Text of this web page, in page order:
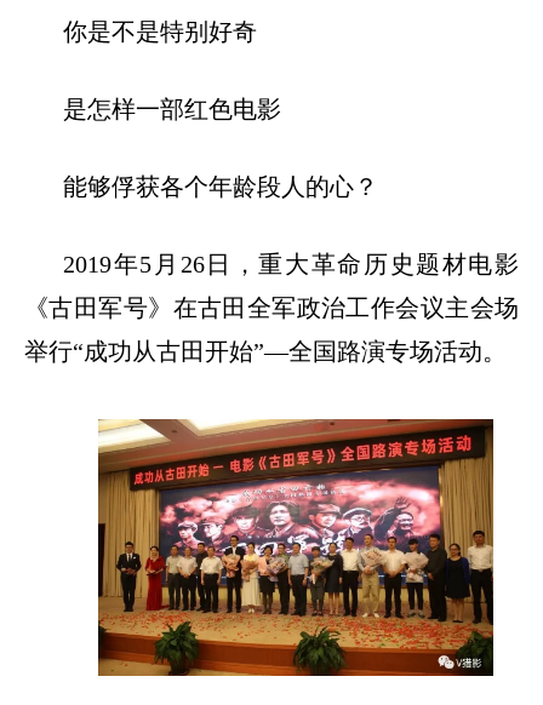
你是不是特别好奇
是怎样一部红色电影
能够俘获各个年龄段人的心？
2019年5月26日，重大革命历史题材电影
《古田军号》在古田全军政治工作会议主会场
举行“成功从古田开始”—全国路演专场活动。